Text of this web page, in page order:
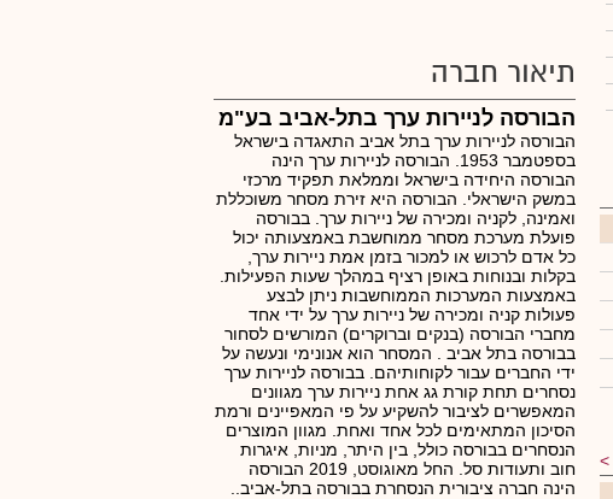
תיאור חברה
הבורסה לניירות ערך בתל-אביב בע"מ
הבורסה לניירות ערך בתל אביב התאגדה בישראל
בספטמבר 1953. הבורסה לניירות ערך הינה
הבורסה היחידה בישראל וממלאת תפקיד מרכזי
במשק הישראלי. הבורסה היא זירת מסחר משוכללת
ואמינה, לקניה ומכירה של ניירות ערך. בבורסה
פועלת מערכת מסחר ממוחשבת באמצעותה יכול
כל אדם לרכוש או למכור בזמן אמת ניירות ערך,
בקלות ובנוחות באופן רציף במהלך שעות הפעילות.
באמצעות המערכות הממוחשבות ניתן לבצע
פעולות קניה ומכירה של ניירות ערך על ידי אחד
מחברי הבורסה (בנקים וברוקרים) המורשים לסחור
בבורסה בתל אביב . המסחר הוא אנונימי ונעשה על
ידי החברים עבור לקוחותיהם. בבורסה לניירות ערך
נסחרים תחת קורת גג אחת ניירות ערך מגוונים
המאפשרים לציבור להשקיע על פי המאפיינים ורמת
הסיכון המתאימים לכל אחד ואחת. מגוון המוצרים
הנסחרים בבורסה כולל, בין היתר, מניות, איגרות
חוב ותעודות סל. החל מאוגוסט, 2019 הבורסה
הינה חברה ציבורית הנסחרת בבורסה בתל-אביב..